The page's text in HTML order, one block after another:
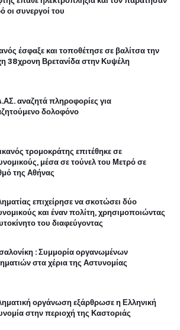
οι συνεργοί του
έσφαξε και τοποθέτησε σε βαλίτσα την
38χρονη Βρετανίδα στην Κυψέλη
αναζητά πληροφορίες για
δολοφόνο
τρομοκράτης επιτέθηκε σε
μέσα σε τούνελ του Μετρό σε
της Αθήνας
επιχείρησε να σκοτώσει δύο
και έναν πολίτη, χρησιμοποιώντας
του διαφεύγοντας
: Συμμορία οργανωμένων
στα χέρια της Αστυνομίας
οργάνωση εξάρθρωσε η Ελληνική
στην περιοχή της Καστοριάς